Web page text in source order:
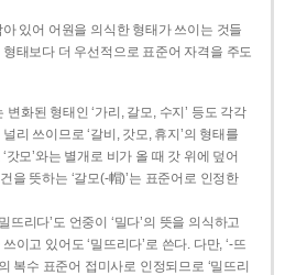
있어 어원을 의식한 형태가 쓰이는 것들
태보다 더 우선적으로 표준어 자격을 주도
변화된 형태인 ‘가리, 갈모, 수지’ 등도 각각
리 쓰이므로 ‘갈비, 갓모, 휴지’의 형태를
갓모’와는 별개로 비가 올 때 갓 위에 덮어
을 뜻하는 ‘갈모(-帽)’는 표준어로 인정한
뜨리다’도 언중이 ‘밀다’의 뜻을 의식하고
이고 있어도 ‘밀뜨리다’로 쓴다. 다만, ‘-뜨
복수 표준어 접미사로 인정되므로 ‘밀뜨리